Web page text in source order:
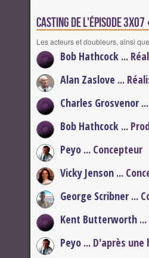
Casting de l'épisode
Les acteurs et doubleurs, ainsi
Bob Hathcock ...
Alan Zaslove ...
Charles Grosvenor
Bob Hathcock ...
Peyo ... Concepteur
Vicky Jenson ...
George Scribner ...
Kent Butterworth
Peyo ... D'après